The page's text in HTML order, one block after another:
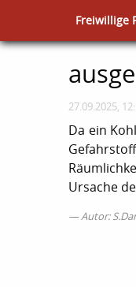
Freiwillige
27.09.2025,
Da ein
Ursache
Autor: